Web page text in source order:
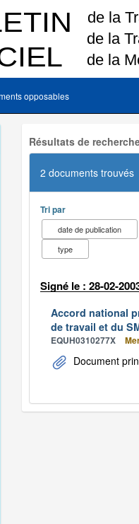
opposables
Résultats de
2 documents trouvés
Tri par
date de publication
type
Signé le : 28-02-
Accord national
de travail et du
EQUH0310277X
Document